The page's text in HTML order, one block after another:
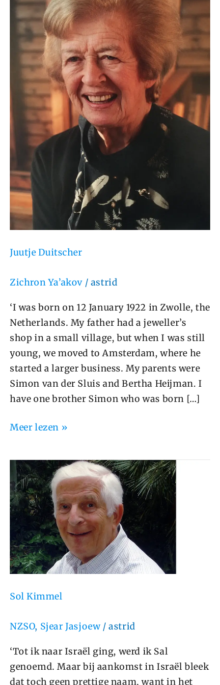
Juutje Duitscher
Zichron Ya’akov / astrid
‘I was born on 12 January 1922 in Zwolle, the
Netherlands. My father had a jeweller’s
shop in a small village, but when I was still
young, we moved to Amsterdam, where he
started a larger business. My parents were
Simon van der Sluis and Bertha Heijman. I
have one brother Simon who was born […]
Meer lezen »
Sol Kimmel
NZSO, Sjear Jasjoew/astrid
‘Tot ik naar Israël ging, werd ik Sal
genoemd. Maar bij aankomst in Israël bleek
dat toch geen prettige naam, want in het
Sol
Kimmel